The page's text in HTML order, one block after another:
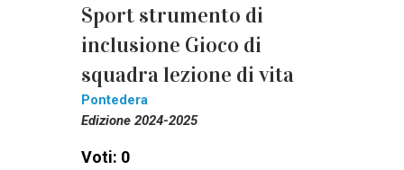
Sport strumento di
inclusione Gioco di
squadra lezione di vita
Pontedera
Edizione 2024-2025
Voti: 0